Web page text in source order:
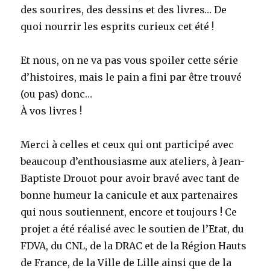
des sourires, des dessins et des livres… De
quoi nourrir les esprits curieux cet été !
Et nous, on ne va pas vous spoiler cette série
d’histoires, mais le pain a fini par être trouvé
(ou pas) donc…
À vos livres !
Merci à celles et ceux qui ont participé avec
beaucoup d’enthousiasme aux ateliers, à Jean-
Baptiste Drouot pour avoir bravé avec tant de
bonne humeur la canicule et aux partenaires
qui nous soutiennent, encore et toujours ! Ce
projet a été réalisé avec le soutien de l’Etat, du
FDVA, du CNL, de la DRAC et de la Région Hauts
de France, de la Ville de Lille ainsi que de la